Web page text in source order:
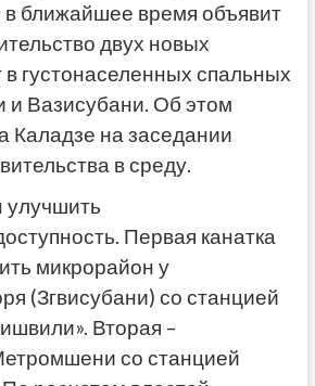
ближайшее время объявит
двух новых
в густонаселенных спальных
и Вазисубани. Об этом
Каладзе на заседании
в среду.
улучшить
Первая канатка
микрорайон у
(Згвисубани) со станцией
Вторая –
со станцией